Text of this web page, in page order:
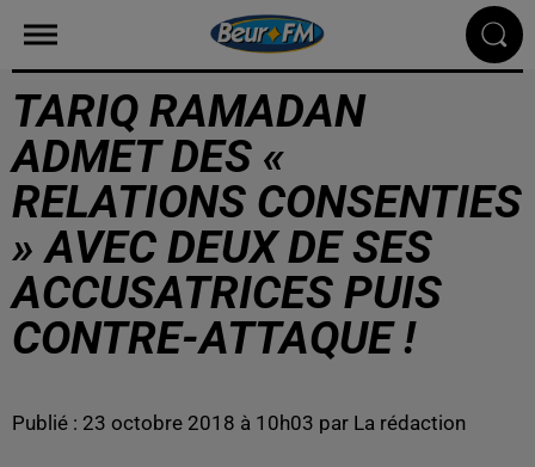
TARIQ RAMADAN
ADMET DES «
RELATIONS CONSENTIES
» AVEC DEUX DE SES
ACCUSATRICES PUIS
CONTRE-ATTAQUE !
Publié : 23 octobre 2018 à 10h03 par La rédaction